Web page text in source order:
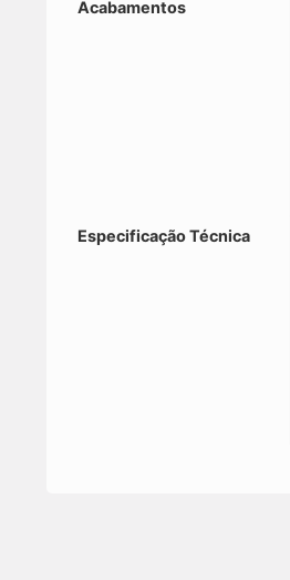
Acabamentos
Especificação Técnica